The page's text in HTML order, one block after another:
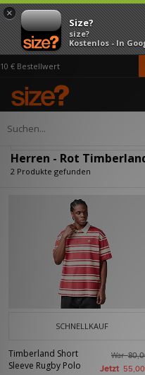
×
Size?
size?
Kostenlos - In
€ Bestellwert
Home Herren
Herren - Rot
2 Produkte gefunden
SCHNELLKAUF
Timberland Short
Sleeve Rugby Polo
War
Jetzt